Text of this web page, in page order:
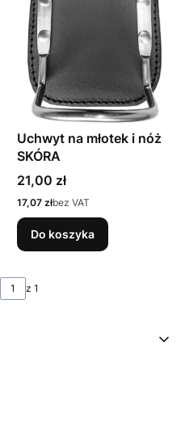
Uchwyt na młotek i nóż
SKÓRA
Cena
21,00 zł
Cena
17,07 złbez VAT
Do koszyka
z 1